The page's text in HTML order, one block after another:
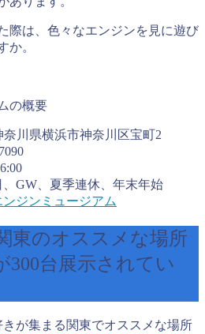
際は、色々なエンジンを見に遊び
か。
の概要
奈川県横浜市神奈川区宝町2
GW、夏季連休、年末年始
ンジンミュージアム
東のオススメな場所
台展示されてい
が集まる関東でオススメな場所